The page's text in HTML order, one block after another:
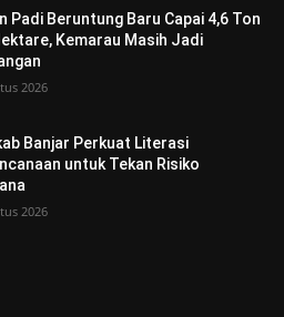
Padi Beruntung Baru Capai 4,6 Ton
Kemarau Masih Jadi
2026
Banjar Perkuat Literasi
untuk Tekan Risiko
2026